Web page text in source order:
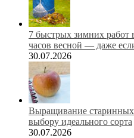
7 быстрых зимних работ
часов весной — даже
30.07.2026
Выращивание старинных
выбору идеального сорта
30.07.2026